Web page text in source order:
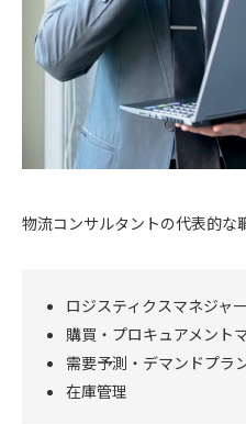
物流コンサルタントの代表的な
ロジスティクスマネジャー
購買・プロキュアメント
需要予測・デマンドプラ
在庫管理